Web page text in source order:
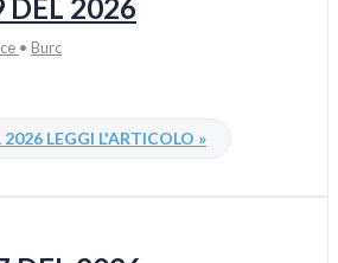
DEL 2026
• Burc
2026 LEGGI L'ARTICOLO »